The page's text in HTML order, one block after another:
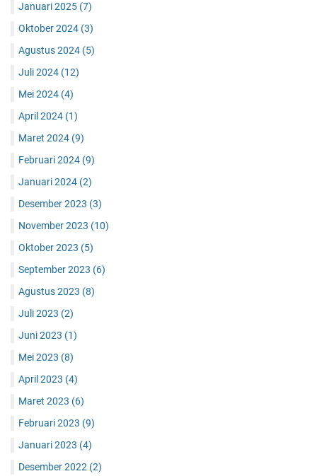
Januari 2025 (7)
Oktober 2024 (3)
Agustus 2024 (5)
Juli 2024 (12)
Mei 2024 (4)
April 2024 (1)
Maret 2024 (9)
Februari 2024 (9)
Januari 2024 (2)
Desember 2023 (3)
November 2023 (10)
Oktober 2023 (5)
September 2023 (6)
Agustus 2023 (8)
Juli 2023 (2)
Juni 2023 (1)
Mei 2023 (8)
April 2023 (4)
Maret 2023 (6)
Februari 2023 (9)
Januari 2023 (4)
Desember 2022 (2)